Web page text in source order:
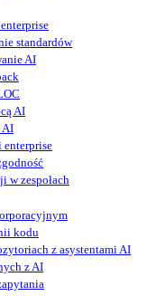
standardów
AI
AI
AI
w zespołach
kodu
z asystentami AI
z AI